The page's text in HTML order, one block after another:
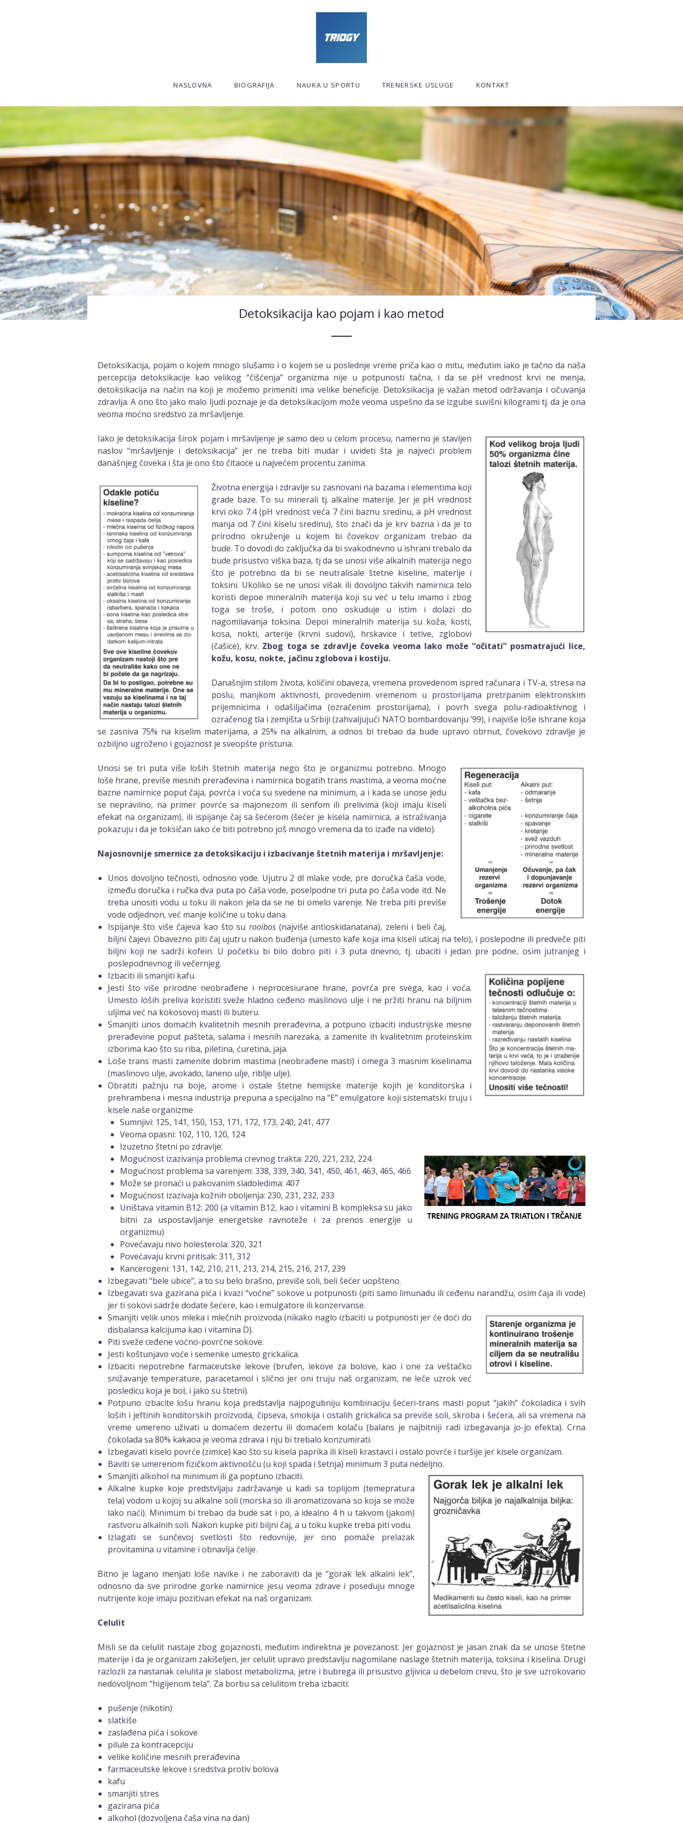
NASLOVNA BIOGRAFIJA NAUKA U SPORTU TRENERSKE USLUGE KONTAKT
Detoksikacija kao pojam i kao metod
Detoksikacija, pojam o kojem mnogo slušamo i o kojem se u poslednje vreme priča kao o mitu, međutim iako je tačno da naša
percepcija detoksikacije kao velikog “čišćenja” organizma nije u potpunosti tačna, i da se pH vrednost krvi ne menja,
detoksikacija na način na koji je možemo primeniti ima velike beneficije. Detoksikacija je važan metod održavanja i očuvanja
zdravlja. A ono što jako malo ljudi poznaje je da detoksikacijom može veoma uspešno da se izgube suvišni kilogrami tj. da je ona
veoma moćno sredstvo za mršavljenje.
Iako je detoksikacija širok pojam i mršavljenje je samo deo u celom procesu, namerno je stavljen
naslov “mršavljenje i detoksikacija” jer ne treba biti mudar i uvideti šta je najveći problem
današnjeg čoveka i šta je ono što čitaoce u najvećem procentu zanima.
Životna energija i zdravlje su zasnovani na bazama i elementima koji
grade baze. To su minerali tj. alkalne materije. Jer je pH vrednost
krvi oko 7.4 (pH vrednost veća 7 čini baznu sredinu, a pH vrednost
manja od 7 čini kiselu sredinu), što znači da je krv bazna i da je to
prirodno okruženje u kojem bi čovekov organizam trebao da
bude. To dovodi do zaključka da bi svakodnevno u ishrani trebalo da
bude prisustvo viška baza, tj da se unosi više alkalnih materija nego
što je potrebno da bi se neutralisale štetne kiseline, materije i
toksini. Ukoliko se ne unosi višak ili dovoljno takvih namirnica telo
koristi depoe mineralnih materija koji su već u telu imamo i zbog
toga se troše, i potom ono oskuduje u istim i dolazi do
nagomilavanja toksina. Depoi mineralnih materija su koža, kosti,
kosa, nokti, arterije (krvni sudovi), hrskavice i tetive, zglobovi
(čašice), krv. Zbog toga se zdravlje čoveka veoma lako može “očitati” posmatrajući lice,
kožu, kosu, nokte, jačinu zglobova i kostiju.
Današnjim stilom života, količini obaveza, vremena provedenom ispred računara i TV-a, stresa na
poslu, manjkom aktivnosti, provedenim vremenom u prostorijama pretrpanim elektronskim
prijemnicima i odašiljačima (ozračenim prostorijama), i povrh svega polu-radioaktivnog i
ozračenog tla i zemjišta u Srbiji (zahvaljujući NATO bombardovanju ’99), i najviše loše ishrane koja
se zasniva 75% na kiselim materijama, a 25% na alkalnim, a odnos bi trebao da bude upravo obrnut, čovekovo zdravlje je
ozbiljno ugroženo i gojaznost je sveopšte pristuna.
Unosi se tri puta više loših štetnih materija nego što je organizmu potrebno. Mnogo
loše hrane, previše mesnih prerađevina i namirnica bogatih trans mastima, a veoma moćne
bazne namirnice poput čaja, povrća i voća su svedene na minimum, a i kada se unose jedu
se nepravilno, na primer povrće sa majonezom ili senfom ili prelivima (koji imaju kiseli
efekat na organizam), ili ispijanje čaj sa šećerom (šećer je kisela namirnica, a istraživanja
pokazuju i da je toksičan iako će biti potrebno još mnogo vremena da to izađe na videlo).
Najosnovnije smernice za detoksikaciju i izbacivanje štetnih materija i mršavljenje:
Unos dovoljno tečnosti, odnosno vode. Ujutru 2 dl mlake vode, pre doručka čaša vode,
između doručka i ručka dva puta po čaša vode, poselpodne tri puta po čaša vode itd. Ne
treba unositi vodu u toku ili nakon jela da se ne bi omelo varenje. Ne treba piti previše
vode odjednon, već manje količine u toku dana.
Ispijanje što više čajeva kao što su rooibos(najviše antioskidanatana), zeleni i beli čaj,
biljni čajevi. Obavezno piti čaj ujutru nakon buđenja (umesto kafe koja ima kiseli uticaj na telo), i poslepodne ili predveče piti
biljni koji ne sadrži kofein. U početku bi bilo dobro piti i 3 puta dnevno, tj. ubaciti i jedan pre podne, osim jutranjeg i
poslepodnevnog ili večernjeg.
Izbaciti ili smanjiti kafu.
Jesti što više prirodne neobrađene i neprocesiurane hrane, povrća pre svega, kao i voća.
Umesto loših preliva koristiti sveže hladno ceđeno maslinovo ulje i ne pržiti hranu na biljnim
uljima već na kokosovoj masti ili buteru.
Smanjiti unos domaćih kvalitetnih mesnih prerađevina, a potpuno izbaciti industrijske mesne
prerađevine poput pašteta, salama i mesnih narezaka, a zamenite ih kvalitetnim proteinskim
izborima kao što su riba, piletina, ćuretina, jaja.
Loše trans masti zamenite dobrim mastima (neobrađene masti) i omega 3 masnim kiselinama
(maslinovo ulje, avokado, laneno ulje, riblje ulje).
Obratiti pažnju na boje, arome i ostale štetne hemijske materije kojih je konditorska i
prehrambena i mesna industrija prepuna a specijalno na “E” emulgatore koji sistematski truju i
kisele naše organizme
Sumnjivi: 125, 141, 150, 153, 171, 172, 173, 240, 241, 477
Veoma opasni: 102, 110, 120, 124
Izuzetno štetni po zdravlje:
Mogućnost izazivanja problema crevnog trakta: 220, 221, 232, 224
Mogućnost problema sa varenjem: 338, 339, 340, 341, 450, 461, 463, 465, 466
Može se pronaći u pakovanim sladoledima: 407
Mogućnost izazivaja kožnih oboljenja: 230, 231, 232, 233
Uništava vitamin B12: 200 (a vitamin B12, kao i vitamini B kompleksa su jako
bitni za uspostavljanje energetske ravnoteže i za prenos energije u
organizmu)
Povećavaju nivo holesterola: 320, 321
Povećavaju krvni pritisak: 311, 312
Kancerogeni: 131, 142, 210, 211, 213, 214, 215, 216, 217, 239
Izbegavati “bele ubice”, a to su belo brašno, previše soli, beli šećer uopšteno.
Izbegavati sva gazirana pića i kvazi “voćne” sokove u potpunosti (piti samo limunadu ili ceđenu narandžu, osim čaja ili vode)
jer ti sokovi sadrže dodate šećere, kao i emulgatore ili konzervanse.
Smanjiti velik unos mleka i mlečnih proizvoda (nikako naglo izbaciti u potpunosti jer će doći do
disbalansa kalcijuma kao i vitamina D).
Piti sveže ceđene voćno-povrćne sokove.
Jesti koštunjavo voće i semenke umesto grickalica.
Izbaciti nepotrebne farmaceutske lekove (brufen, lekove za bolove, kao i one za veštačko
snižavanje temperature, paracetamol i slično jer oni truju naš organizam, ne leče uzrok već
posledicu koja je bol, i jako su štetni).
Potpuno izbacite lošu hranu koja predstavlja najpogubniju kombinaciju šećeri-trans masti poput “jakih” čokoladica i svih
loših i jeftinih konditorskih proizvoda, čipseva, smokija i ostalih grickalica sa previše soli, skroba i šećera, ali sa vremena na
vreme umereno uživati u domaćem dezertu ili domaćem kolaču (balans je najbitniji radi izbegavanja jo-jo efekta). Crna
čokolada sa 80% kakaoa je veoma zdrava i nju bi trebalo konzumirati.
Izbegavati kiselo povrće (zimice) kao što su kisela paprika ili kiseli krastavci i ostalo povrće i turšije jer kisele organizam.
Baviti se umerenom fizičkom aktivnošću (u koji spada i šetnja) minimum 3 puta nedeljno.
Smanjiti alkohol na minimum ili ga poptuno izbaciti.
Alkalne kupke koje predstvljaju zadržavanje u kadi sa toplijom (temepratura
tela) vodom u kojoj su alkalne soli (morska so ili aromatizovana so koja se može
lako naći). Minimum bi trebao da bude sat i po, a idealno 4 h u takvom (jakom)
rastvoru alkalnih soli. Nakon kupke piti biljni čaj, a u toku kupke treba piti vodu.
Izlagati se sunčevoj svetlosti što redovnije, jer ono pomaže prelazak
provitamina u vitamine i obnavlja ćelije.
Bitno je lagano menjati loše navike i ne zaboraviti da je “gorak lek alkalni lek”,
odnosno da sve prirodne gorke namirnice jesu veoma zdrave i poseduju mnoge
nutrijente koje imaju pozitivan efekat na naš organizam.
Celulit
Misli se da celulit nastaje zbog gojaznosti, međutim indirektna je povezanost. Jer gojaznost je jasan znak da se unose štetne
materije i da je organizam zakišeljen, jer celulit upravo predstavlju nagomilane naslage štetnih materija, toksina i kiselina. Drugi
razlozli za nastanak celulita je slabost metabolizma, jetre i bubrega ili prisustvo gljivica u debelom crevu, što je sve uzrokovano
nedovoljnom “higijenom tela”. Za borbu sa celulitom treba izbaciti:
pušenje (nikotin)
slatkiše
zaslađena pića i sokove
pilule za kontracepciju
velike količine mesnih prerađevina
farmaceutske lekove i sredstva protiv bolova
kafu
smanjiti stres
gazirana pića
alkohol (dozvoljena čaša vina na dan)